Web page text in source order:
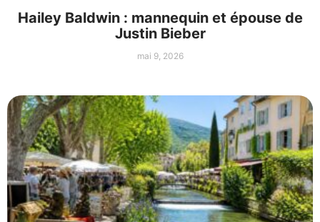
Hailey Baldwin : mannequin et épouse de
Justin Bieber
mai 9, 2026